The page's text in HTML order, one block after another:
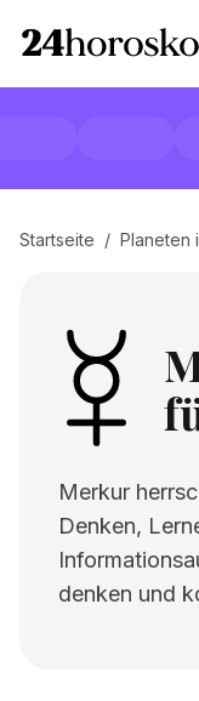
Startseite / Planeten
Merkur
Denken,
denken und